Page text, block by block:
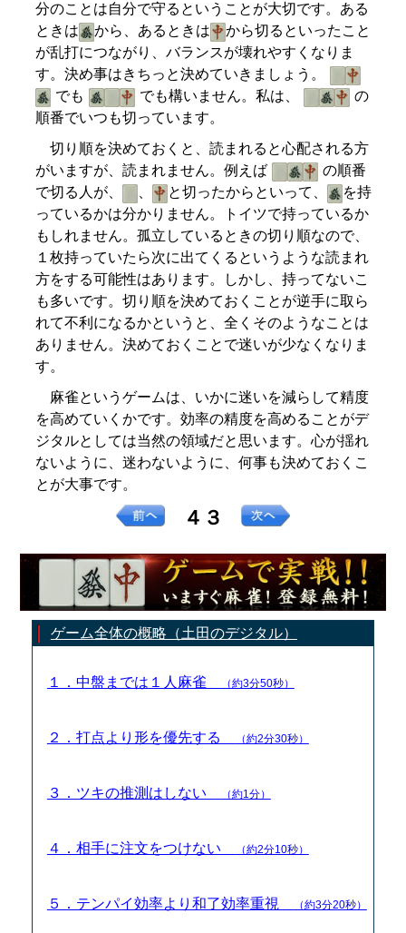
分のことは自分で守るということが大切です。ある
ときは
から、あるときは
から切るといったこと
が乱打につながり、バランスが壊れやすくなりま
す。決め事はきちっと決めていきましょう。
でも
でも構いません。私は、
の
順番でいつも切っています。
切り順を決めておくと、読まれると心配される方
がいますが、読まれません。例えば
の順番
で切る人が、
、 と切ったからといって、
を持
っているかは分かりません。トイツで持っているか
もしれません。孤立しているときの切り順なので、
１枚持っていたら次に出てくるというような読まれ
方をする可能性はあります。しかし、持ってないこ
も多いです。切り順を決めておくことが逆手に取ら
れて不利になるかというと、全くそのようなことは
ありません。決めておくことで迷いが少なくなりま
す。
麻雀というゲームは、いかに迷いを減らして精度
を高めていくかです。効率の精度を高めることがデ
ジタルとしては当然の領域だと思います。心が揺れ
ないように、迷わないように、何事も決めておくこ
とが大事です。
４３
ゲーム全体の概略（土田のデジタル）
１．中盤までは１人麻雀 （約3分50秒）
２．打点より形を優先する （約2分30秒）
３．ツキの推測はしない （約1分）
４．相手に注文をつけない （約2分10秒）
５．テンパイ効率より和了効率重視 （約3分20秒）